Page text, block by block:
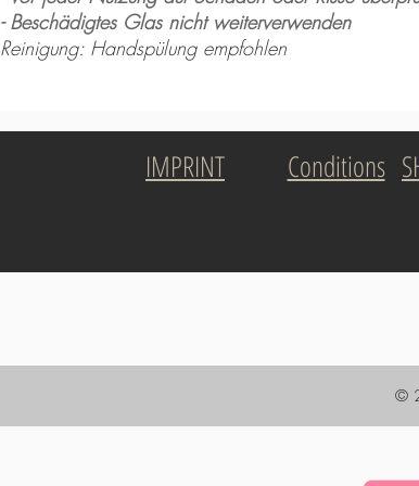
- Beschädigtes Glas nicht weiterverwenden
Reinigung: Handspülung empfohlen
IMPRINT Conditions
©